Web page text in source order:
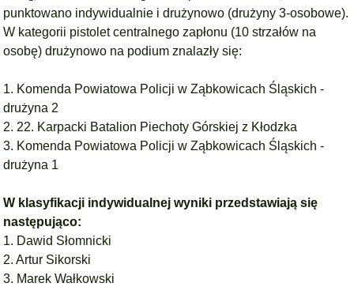
punktowano indywidualnie i drużynowo (drużyny 3-osobowe).
W kategorii pistolet centralnego zapłonu (10 strzałów na
osobę) drużynowo na podium znalazły się:
1. Komenda Powiatowa Policji w Ząbkowicach Śląskich -
drużyna 2
2. 22. Karpacki Batalion Piechoty Górskiej z Kłodzka
3. Komenda Powiatowa Policji w Ząbkowicach Śląskich -
drużyna 1
W klasyfikacji indywidualnej wyniki przedstawiają się
następująco:
1. Dawid Słomnicki
2. Artur Sikorski
3. Marek Wałkowski